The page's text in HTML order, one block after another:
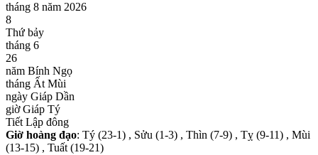
tháng 8 năm 2026
8
Thứ bảy
tháng 6
26
năm Bính Ngọ
tháng Ất Mùi
ngày Giáp Dần
giờ Giáp Tý
Tiết Lập đông
Giờ hoàng đạo: Tý (23-1) , Sửu (1-3) , Thìn (7-9) , Tỵ (9-11) , Mùi
(13-15) , Tuất (19-21)